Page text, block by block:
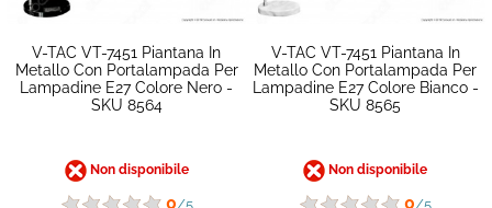
V-TAC VT-7451 Piantana In
Metallo Con Portalampada Per
Lampadine E27 Colore Nero -
SKU 8564
Non disponibile
0/5
V-TAC VT-7451 Piantana In
Metallo Con Portalampada Per
Lampadine E27 Colore Bianco -
SKU 8565
Non disponibile
0/5